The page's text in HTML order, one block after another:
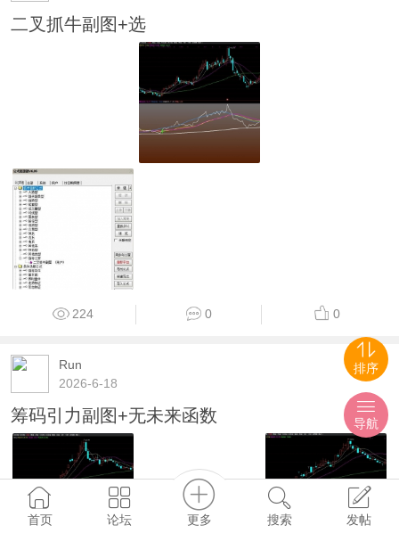
二叉抓牛副图+选
224 0 0
Run
2026-6-18
筹码引力副图+无未来函数
首页 论坛 更多 搜索 发帖
排序
导航